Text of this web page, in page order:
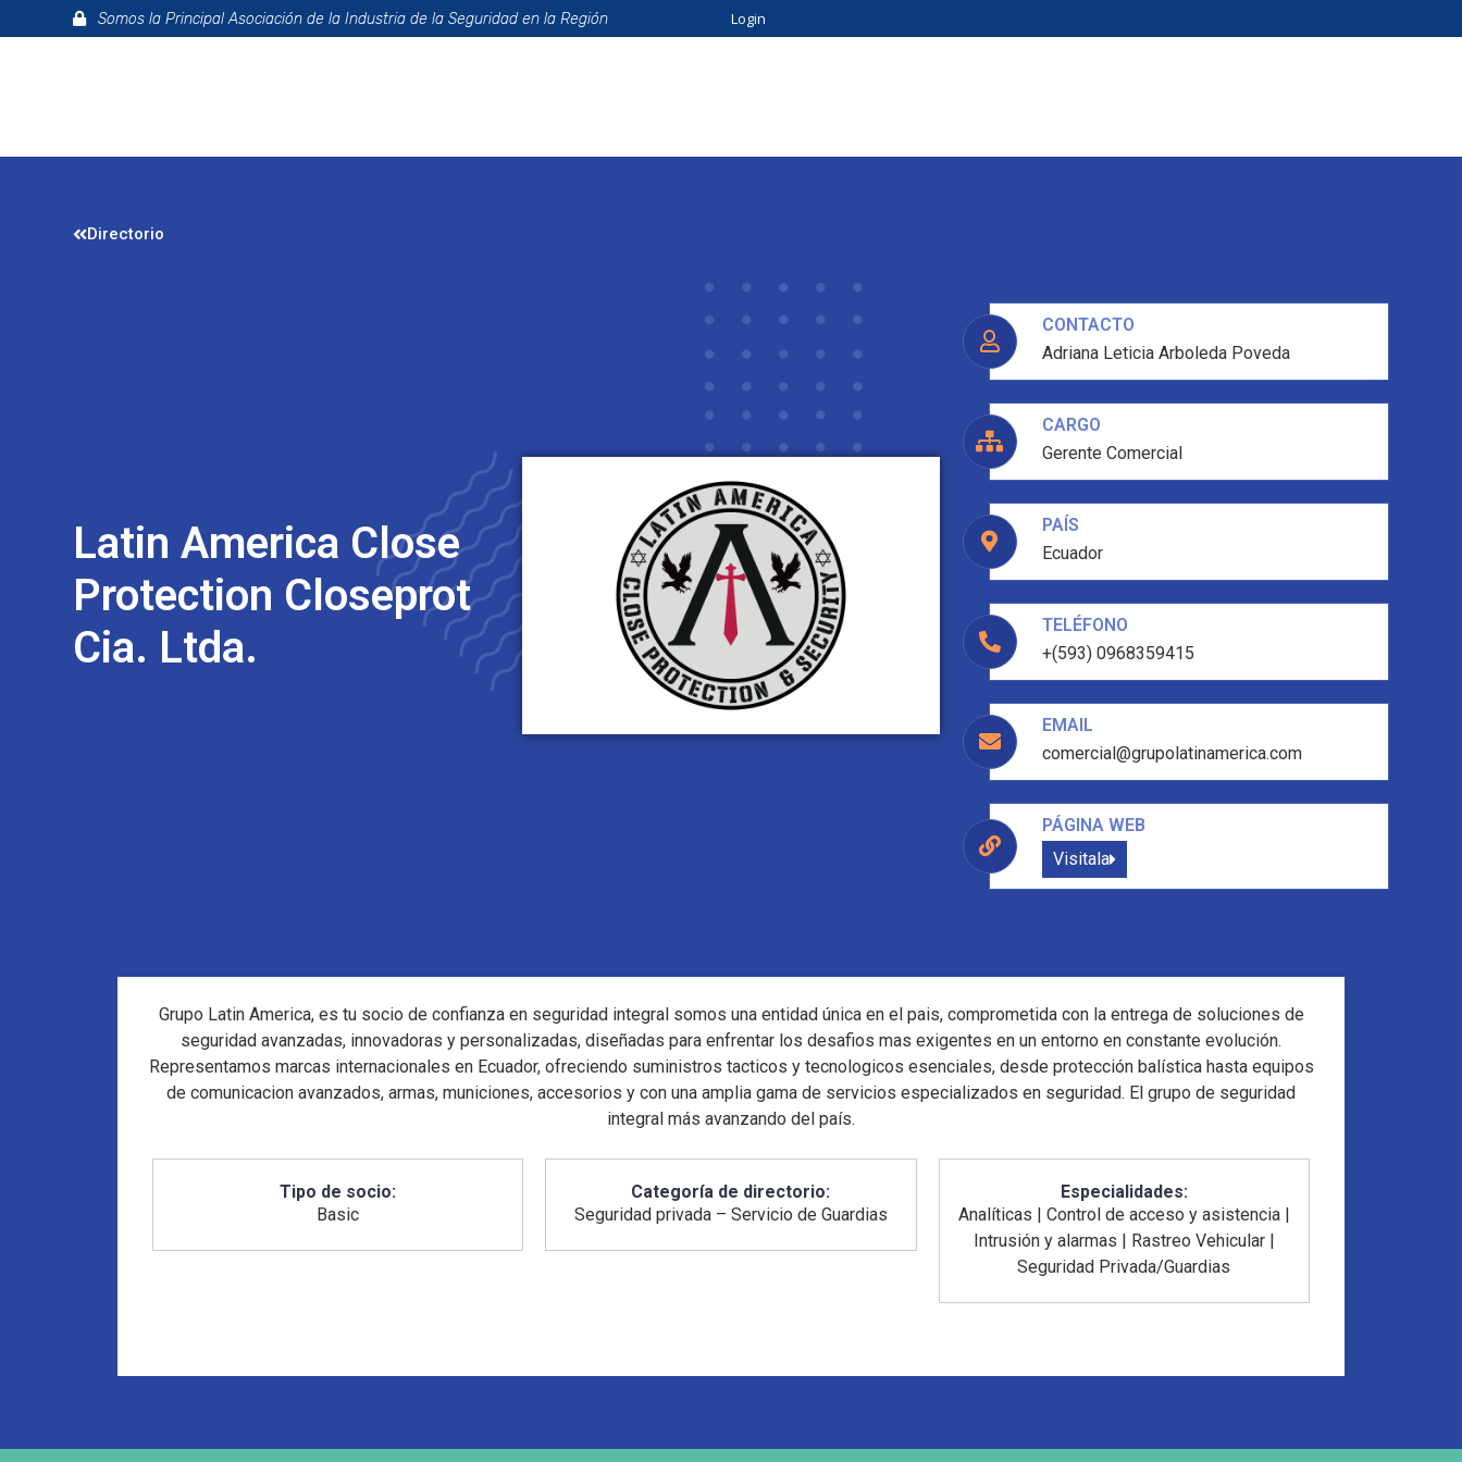
Somos la Principal Asociación de la Industria de la Seguridad en la Región Login
Directorio
Latin America Close
Protection Closeprot
Cia. Ltda.
CONTACTO
Adriana Leticia Arboleda Poveda
CARGO
Gerente Comercial
PAÍS
Ecuador
TELÉFONO
+(593) 0968359415
EMAIL
comercial@grupolatinamerica.com
PÁGINA WEB
Visitala
Grupo Latin America, es tu socio de confianza en seguridad integral somos una entidad única en el pais, comprometida con la entrega de soluciones de
seguridad avanzadas, innovadoras y personalizadas, diseñadas para enfrentar los desafios mas exigentes en un entorno en constante evolución.
Representamos marcas internacionales en Ecuador, ofreciendo suministros tacticos y tecnologicos esenciales, desde protección balística hasta equipos
de comunicacion avanzados, armas, municiones, accesorios y con una amplia gama de servicios especializados en seguridad. El grupo de seguridad
integral más avanzando del país.
Tipo de socio:
Basic
Categoría de directorio:
Seguridad privada – Servicio de Guardias
Especialidades:
Analíticas
Control de acceso y asistencia|
Intrusión y alarmas
Rastreo Vehicular|
Seguridad Privada/Guardias